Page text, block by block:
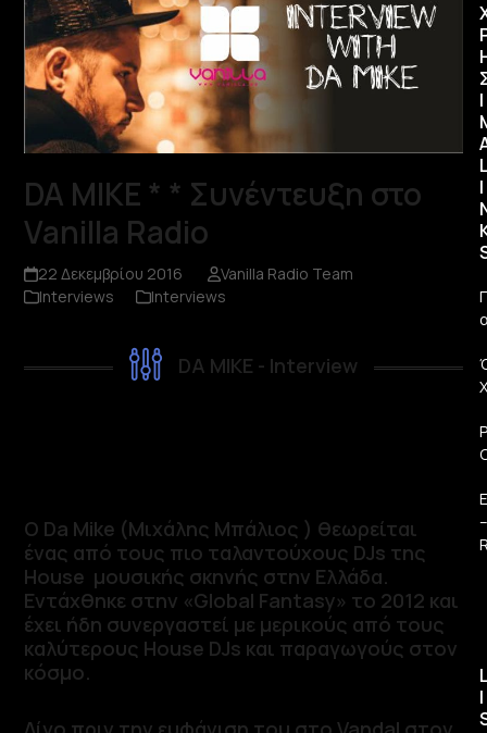
DA MIKE * * Συνέντευξη στο
Vanilla Radio
22 Δεκεμβρίου 2016
Vanilla Radio Team
Interviews
Interviews
DA MIKE - Interview
O Da Mike (Μιχάλης Μπάλιος ) θεωρείται
ένας από τους πιο ταλαντούχους DJs της
House μουσικής σκηνής στην Ελλάδα.
Εντάχθηκε στην «Global Fantasy» το 2012 και
έχει ήδη συνεργαστεί με μερικούς από τους
καλύτερους House DJs και παραγωγούς στον
κόσμο.
Ι
I
–
I